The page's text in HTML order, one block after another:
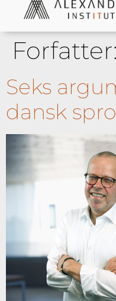
Forfatter:
Seks
dansk